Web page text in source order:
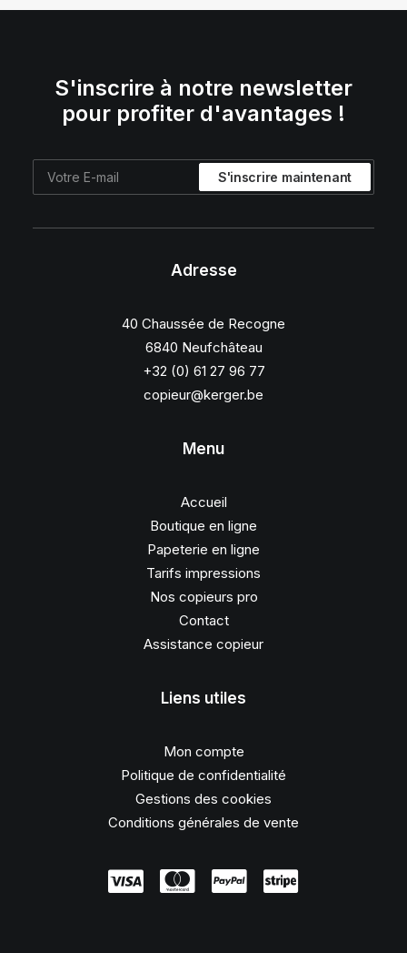
S'inscrire à notre newsletter
pour profiter d'avantages !
Adresse
40 Chaussée de Recogne
6840 Neufchâteau
+32 (0) 61 27 96 77
copieur@kerger.be
Menu
Accueil
Boutique en ligne
Papeterie en ligne
Tarifs impressions
Nos copieurs pro
Contact
Assistance copieur
Liens utiles
Mon compte
Politique de confidentialité
Gestions des cookies
Conditions générales de vente